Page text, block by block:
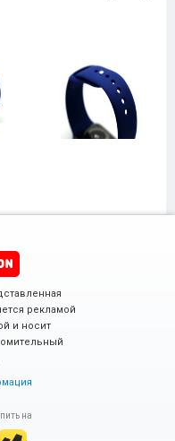
рекламой
и носит
на